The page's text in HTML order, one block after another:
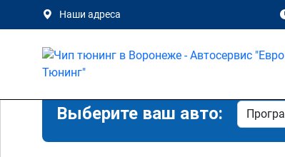
Наши адреса
Выберите ваш авто: